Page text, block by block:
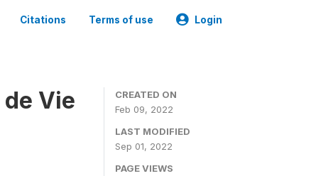
Citations Terms of use Login
Vie
CREATED ON
Feb 09, 2022
LAST MODIFIED
Sep 01, 2022
PAGE VIEWS